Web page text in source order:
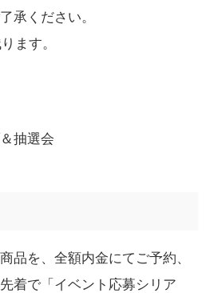
承ください。
ます。
抽選会
品を、全額内金にてご予約、
着で「イベント応募シリア